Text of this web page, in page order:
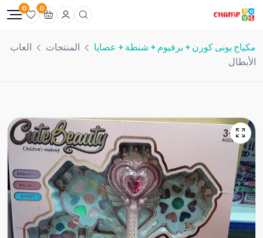
0
0
مكياج يونى كورن + برفيوم + شنطة + عصايا المنتجات
العاب
الأبطال